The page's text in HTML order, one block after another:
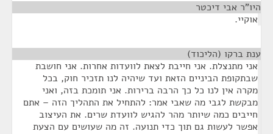
היו"ר אבי דיכטר
אוקיי.
ענת ברקו (הליכוד)
אני מתנצלת. אני חייבת לצאת לוועדות אחרות. אני חושבת
שבתקופת הביניים הזאת ועד שיהיה לנו תזכיר חוק, בכל
מקרה אין לנו כל כך הרבה ברירות. אני תומכת בזה, ואני
מבקשת לגבי מה שאבי אמר: להתחיל את התהליך הזה – אתם
חייבים כמה שיותר מהר להגיש לוועדת שרים. את העיצוב
אפשר לעשות גם תוך כדי תנועה. זה מה שעושים עם הצעת